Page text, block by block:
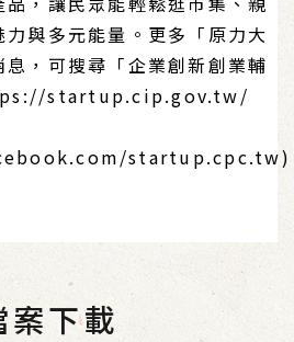
與多元能量。更多「原力大
，可搜尋「企業創新創業輔
startup.cip.gov.tw/
startup.cpc.tw)
案下載